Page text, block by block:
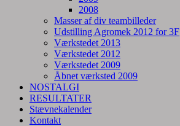
2008
Masser af div teambilleder
Udstilling Agromek 2012 for 3F
Værkstedet 2013
Værkstedet 2012
Værkstedet 2009
Åbnet værksted 2009
NOSTALGI
RESULTATER
Stævnekalender
Kontakt